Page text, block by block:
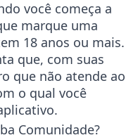
você começa a
marque uma
18 anos ou mais.
que, com suas
que não atende ao
o qual você
Comunidade?